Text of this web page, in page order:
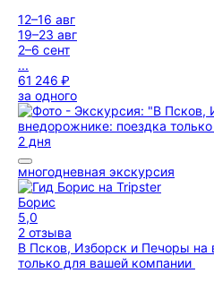
12–16 авг
19–23 авг
2–6 сент
...
61 246 ₽
за одного
2 дня
многодневная экскурсия
Борис
5,0
2 отзыва
В Псков, Изборск и Печоры на
только для вашей компании